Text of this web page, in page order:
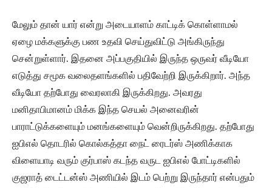
மேலும் தான் யார் என்று அடையாளம் காட்டிக் கொள்ளாமல்
ஏழை மக்களுக்கு பண உதவி செய்துவிட்டு அங்கிருந்து
சென்றுள்ளார். இதனை அப்பகுதியில் இருந்த ஒருவர் வீடியோ
எடுத்து சமூக வலைதளங்களில் பதிவேற்றி இருக்கிறார். அந்த
வீடியோ தற்போது வைரலாகி இருக்கிறது. அவரது
மனிதாபிமானம் மிக்க இந்த செயல் அனைவரின்
பாராட்டுக்களையும் மனங்களையும் வென்றிருக்கிறது. தற்போது
ஐபிஎல் தொடரில் கொல்கத்தா நைட் ரைடர்ஸ் அணிக்காக
விளையாடி வரும் குர்பாஸ் கடந்த வருட ஐபிஎல் போட்டிகளில்
குஜராத் டைட்டன்ஸ் அணியில் இடம் பெற்று இருந்தார் என்பதும்